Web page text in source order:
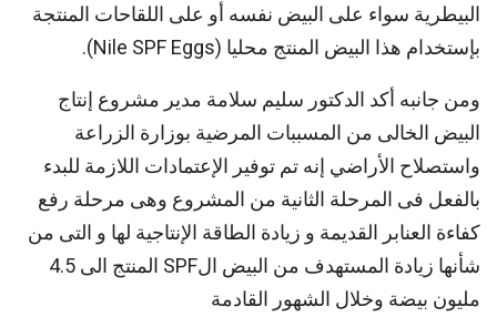
البيطرية سواء على البيض نفسه أو على اللقاحات المنتجة
بإستخدام هذا البيض المنتج محليا (Nile SPF Eggs).
ومن جانبه أكد الدكتور سليم سلامة مدير مشروع إنتاج
البيض الخالى من المسببات المرضية بوزارة الزراعة
واستصلاح الأراضي إنه تم توفير الإعتمادات اللازمة للبدء
بالفعل فى المرحلة الثانية من المشروع وهى مرحلة رفع
كفاءة العنابر القديمة و زيادة الطاقة الإنتاجية لها و التى من
شأنها زيادة المستهدف من البيض الSPF المنتج الى 4.5
مليون بيضة وخلال الشهور القادمة